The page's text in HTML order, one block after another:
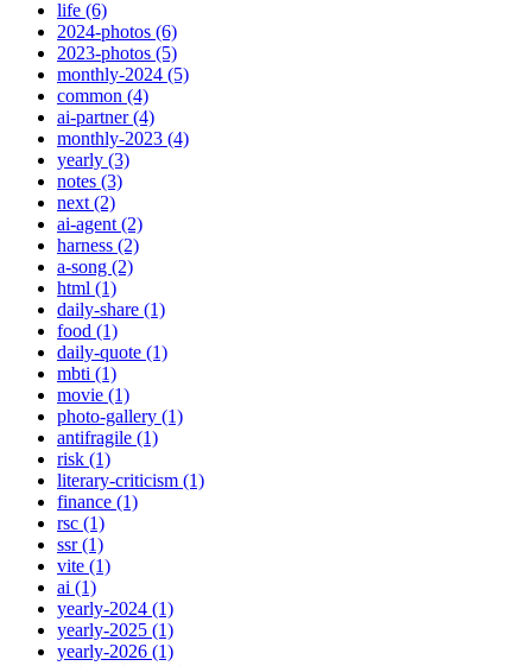
life (6)
2024-photos (6)
2023-photos (5)
monthly-2024 (5)
common (4)
ai-partner (4)
monthly-2023 (4)
yearly (3)
notes (3)
next (2)
ai-agent (2)
harness (2)
a-song (2)
html (1)
daily-share (1)
food (1)
daily-quote (1)
mbti (1)
movie (1)
photo-gallery (1)
antifragile (1)
risk (1)
literary-criticism (1)
finance (1)
rsc (1)
ssr (1)
vite (1)
ai (1)
yearly-2024 (1)
yearly-2025 (1)
yearly-2026 (1)